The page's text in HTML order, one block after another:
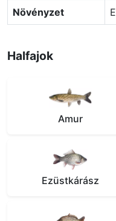
Növényzet
Halfajok
Amur
Ezüstkárász